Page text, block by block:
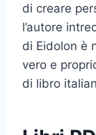
di creare
l’autore
di Eidolon è
vero e
di libro